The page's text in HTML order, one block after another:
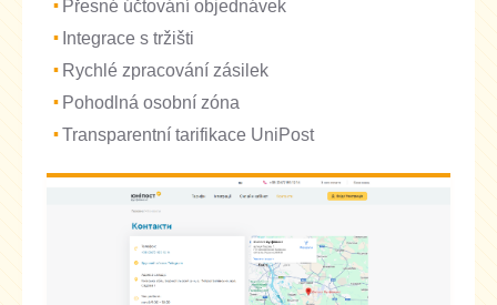
Přesné účtování objednávek
Integrace s tržišti
Rychlé zpracování zásilek
Pohodlná osobní zóna
Transparentní tarifikace UniPost